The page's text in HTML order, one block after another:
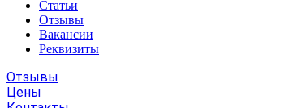
Статьи
Отзывы
Вакансии
Реквизиты
Отзывы
Цены